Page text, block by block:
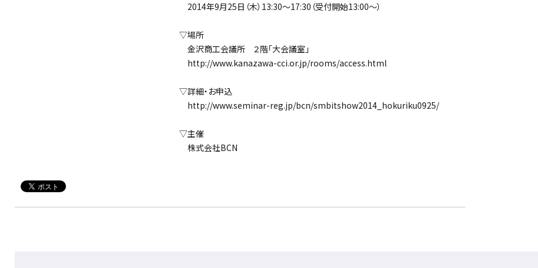
2014年9月25日（木）13:30～17:30（受付開始13:00～）
▽場所
金沢商工会議所 ２階「大会議室」
http://www.kanazawa-cci.or.jp/rooms/access.html
▽詳細・お申込
http://www.seminar-reg.jp/bcn/smbitshow2014_hokuriku0925/
▽主催
株式会社BCN